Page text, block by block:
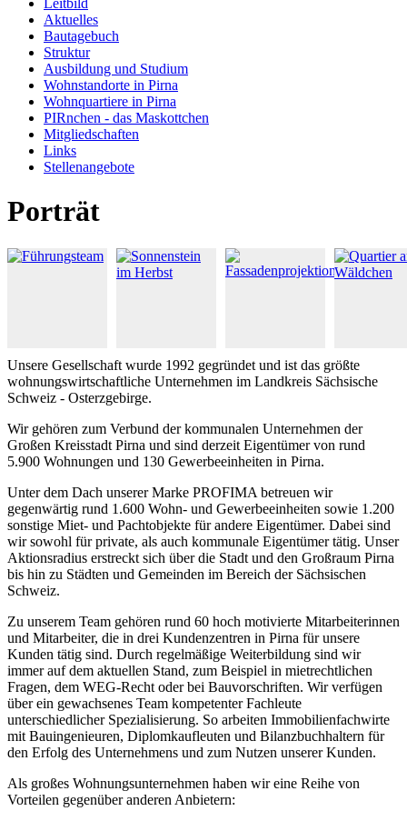
Aktuelles
Bautagebuch
Struktur
Ausbildung und Studium
Wohnstandorte in Pirna
Wohnquartiere in Pirna
PIRnchen - das Maskottchen
Mitgliedschaften
Links
Stellenangebote
Porträt
Unsere Gesellschaft wurde 1992 gegründet und ist das größte
wohnungswirtschaftliche Unternehmen im Landkreis Sächsische
Schweiz - Osterzgebirge.
Wir gehören zum Verbund der kommunalen Unternehmen der
Großen Kreisstadt Pirna und sind derzeit Eigentümer von rund
5.900 Wohnungen und 130 Gewerbeeinheiten in Pirna.
Unter dem Dach unserer Marke PROFIMA betreuen wir
gegenwärtig rund 1.600 Wohn- und Gewerbeeinheiten sowie 1.200
sonstige Miet- und Pachtobjekte für andere Eigentümer. Dabei sind
wir sowohl für private, als auch kommunale Eigentümer tätig. Unser
Aktionsradius erstreckt sich über die Stadt und den Großraum Pirna
bis hin zu Städten und Gemeinden im Bereich der Sächsischen
Schweiz.
Zu unserem Team gehören rund 60 hoch motivierte Mitarbeiterinnen
und Mitarbeiter, die in drei Kundenzentren in Pirna für unsere
Kunden tätig sind. Durch regelmäßige Weiterbildung sind wir
immer auf dem aktuellen Stand, zum Beispiel in mietrechtlichen
Fragen, dem WEG-Recht oder bei Bauvorschriften. Wir verfügen
über ein gewachsenes Team kompetenter Fachleute
unterschiedlicher Spezialisierung. So arbeiten Immobilienfachwirte
mit Bauingenieuren, Diplomkaufleuten und Bilanzbuchhaltern für
den Erfolg des Unternehmens und zum Nutzen unserer Kunden.
Als großes Wohnungsunternehmen haben wir eine Reihe von
Vorteilen gegenüber anderen Anbietern: